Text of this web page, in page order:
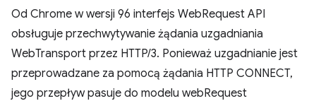
Od Chrome w wersji 96 interfejs WebRequest API
obsługuje przechwytywanie żądania uzgadniania
WebTransport przez HTTP/3. Ponieważ uzgadnianie jest
przeprowadzane za pomocą żądania HTTP CONNECT,
jego przepływ pasuje do modelu webRequest